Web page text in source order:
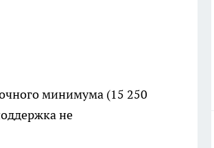
минимума (15 250
не